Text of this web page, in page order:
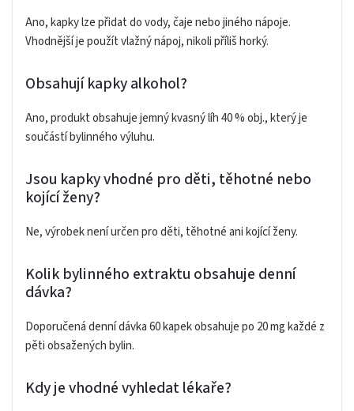
Ano, kapky lze přidat do vody, čaje nebo jiného nápoje.
Vhodnější je použít vlažný nápoj, nikoli příliš horký.
Obsahují kapky alkohol?
Ano, produkt obsahuje jemný kvasný líh 40 % obj., který je
součástí bylinného výluhu.
Jsou kapky vhodné pro děti, těhotné nebo
kojící ženy?
Ne, výrobek není určen pro děti, těhotné ani kojící ženy.
Kolik bylinného extraktu obsahuje denní
dávka?
Doporučená denní dávka 60 kapek obsahuje po 20 mg každé z
pěti obsažených bylin.
Kdy je vhodné vyhledat lékaře?